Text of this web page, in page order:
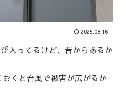
2025.08.16
入ってるけど、昔からあるか
くと台風で被害が広がるか